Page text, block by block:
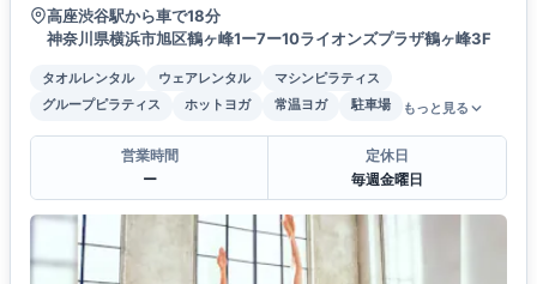
高座渋谷駅から車で18分
神奈川県横浜市旭区鶴ヶ峰1ー7ー10ライオンズプラザ鶴ヶ峰3F
タオルレンタル ウェアレンタル
マシンピラティス
グループピラティス
ホットヨガ 常温ヨガ 駐車場 もっと見る
営業時間
ー
定休日
毎週金曜日